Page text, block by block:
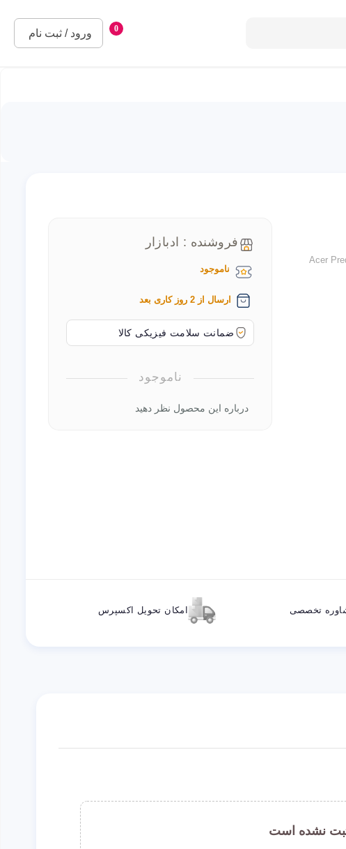
0
ورود / ثبت نام
Acer
فروشنده : ادبازار
ناموجود
ارسال از 2 روز کاری بعد
ضمانت سلامت فیزیکی کالا
ناموجود
درباره این محصول نظر دهید
تخصصی امکان تحویل اکسپرس
نشده است